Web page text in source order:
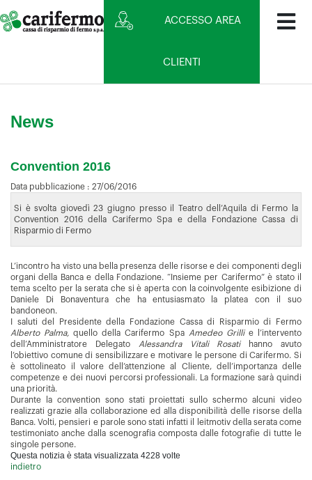
ACCESSO AREA
CLIENTI
News
Convention 2016
Data pubblicazione : 27/06/2016
Si è svolta giovedì 23 giugno presso il Teatro dell’Aquila di Fermo la
Convention 2016 della Carifermo Spa e della Fondazione Cassa di
Risparmio di Fermo
L’incontro ha visto una bella presenza delle risorse e dei componenti degli
organi della Banca e della Fondazione. “Insieme per Carifermo” è stato il
tema scelto per la serata che si è aperta con la coinvolgente esibizione di
Daniele Di Bonaventura che ha entusiasmato la platea con il suo
bandoneon.
I saluti del Presidente della Fondazione Cassa di Risparmio di Fermo
Alberto Palma, quello della Carifermo Spa Amedeo Grillie l’intervento
dell’Amministratore Delegato
Alessandra Vitali Rosatihanno avuto
l’obiettivo comune di sensibilizzare e motivare le persone di Carifermo. Si
è sottolineato il valore dell’attenzione al Cliente, dell’importanza delle
competenze e dei nuovi percorsi professionali. La formazione sarà quindi
una priorità.
Durante la convention sono stati proiettati sullo schermo alcuni video
realizzati grazie alla collaborazione ed alla disponibilità delle risorse della
Banca. Volti, pensieri e parole sono stati infatti il leitmotiv della serata come
testimoniato anche dalla scenografia composta dalle fotografie di tutte le
singole persone.
Questa notizia è stata visualizzata 4228 volte
indietro